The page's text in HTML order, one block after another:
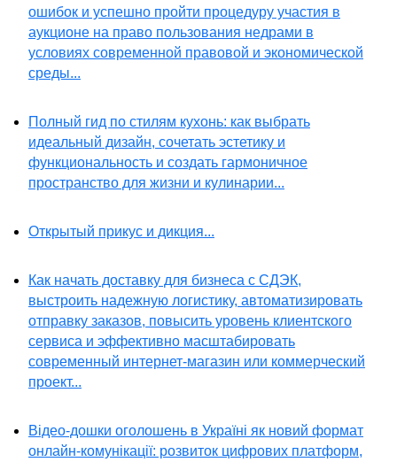
ошибок и успешно пройти процедуру участия в
аукционе на право пользования недрами в
условиях современной правовой и экономической
среды...
Полный гид по стилям кухонь: как выбрать
идеальный дизайн, сочетать эстетику и
функциональность и создать гармоничное
пространство для жизни и кулинарии...
Открытый прикус и дикция...
Как начать доставку для бизнеса с СДЭК,
выстроить надежную логистику, автоматизировать
отправку заказов, повысить уровень клиентского
сервиса и эффективно масштабировать
современный интернет-магазин или коммерческий
проект...
Відео-дошки оголошень в Україні як новий формат
онлайн-комунікації: розвиток цифрових платформ,